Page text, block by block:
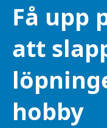
Få upp
att
hobby